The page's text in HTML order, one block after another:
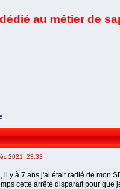
au métier de
2021, 23:33
il y à 7 ans j'ai était radié de mon
cette arrêté disparaît pour